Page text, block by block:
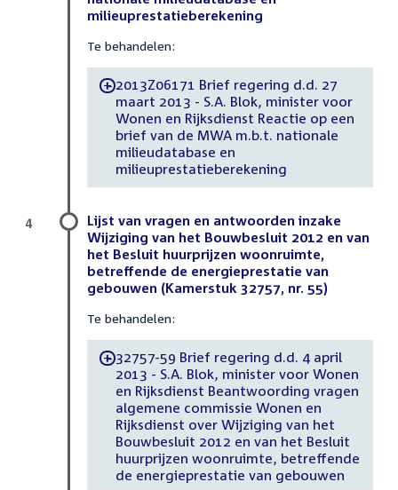
milieuprestatieberekening
Te behandelen:
-2013Z06171 Brief regering d.d. 27
maart 2013 - S.A. Blok, minister voor
Wonen en Rijksdienst Reactie op een
brief van de MWA m.b.t. nationale
milieudatabase en
milieuprestatieberekening
Lijst van vragen en antwoorden inzake
Wijziging van het Bouwbesluit 2012 en van
het Besluit huurprijzen woonruimte,
betreffende de energieprestatie van
gebouwen (Kamerstuk 32757, nr. 55)
Te behandelen:
-32757-59 Brief regering d.d. 4 april
2013 - S.A. Blok, minister voor Wonen
en Rijksdienst Beantwoording vragen
algemene commissie Wonen en
Rijksdienst over Wijziging van het
Bouwbesluit 2012 en van het Besluit
huurprijzen woonruimte, betreffende
de energieprestatie van gebouwen
4